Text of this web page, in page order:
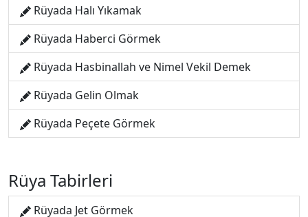
Rüyada Halı Yıkamak
Rüyada Haberci Görmek
Rüyada Hasbinallah ve Nimel Vekil Demek
Rüyada Gelin Olmak
Rüyada Peçete Görmek
Rüya Tabirleri
Rüyada Jet Görmek